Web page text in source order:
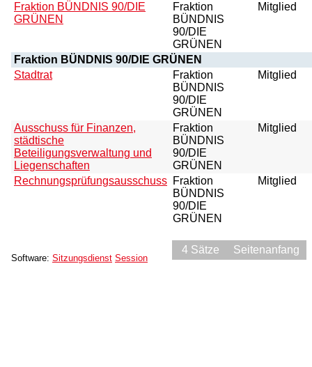
Fraktion BÜNDNIS 90/DIE
GRÜNEN
Fraktion
BÜNDNIS
90/DIE
GRÜNEN
Mitglied
Fraktion BÜNDNIS 90/DIE GRÜNEN
Stadtrat
Fraktion
BÜNDNIS
90/DIE
GRÜNEN
Mitglied
Ausschuss für Finanzen,
städtische
Beteiligungsverwaltung und
Liegenschaften
Fraktion
BÜNDNIS
90/DIE
GRÜNEN
Mitglied
Rechnungsprüfungsausschuss Fraktion
BÜNDNIS
90/DIE
GRÜNEN
Mitglied
4 Sätze Seitenanfang
Software: Sitzungsdienst Session